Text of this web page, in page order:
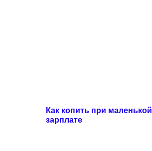
Как копить при маленькой
зарплате